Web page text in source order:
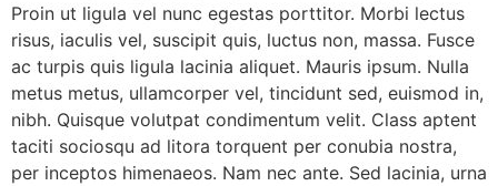
Proin ut ligula vel nunc egestas porttitor. Morbi lectus
risus, iaculis vel, suscipit quis, luctus non, massa. Fusce
ac turpis quis ligula lacinia aliquet. Mauris ipsum. Nulla
metus metus, ullamcorper vel, tincidunt sed, euismod in,
nibh. Quisque volutpat condimentum velit. Class aptent
taciti sociosqu ad litora torquent per conubia nostra,
per inceptos himenaeos. Nam nec ante. Sed lacinia, urna